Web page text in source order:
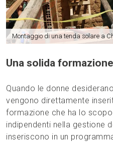
Montaggio di una tenda solare a
Una solida
Quando le donne
vengono direttamente
formazione che ha lo
indipendenti nella gestione
inseriscono in un